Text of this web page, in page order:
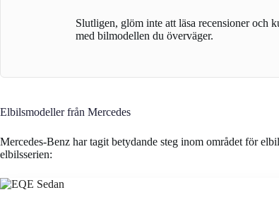
Slutligen, glöm inte att läsa recensioner och
med bilmodellen du överväger.
Elbilsmodeller från Mercedes
Mercedes-Benz har tagit betydande steg inom området för
elbilsserien: